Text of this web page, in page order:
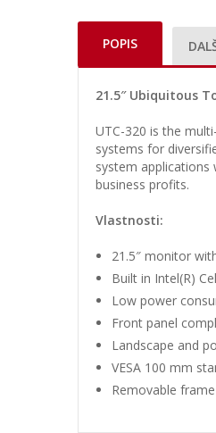
POPIS
21.5″ Ubiquitous
UTC-320 is the
systems for
system applications
business profits.
Vlastnosti:
21.5″ monitor
Built in Intel(R)
Low power
Front panel
Landscape and
VESA 100 mm
Removable